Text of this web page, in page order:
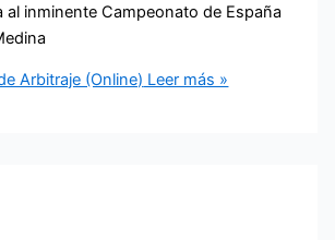
al inminente Campeonato de España
Arbitraje (Online) Leer más »